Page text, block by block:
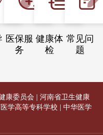
医保服
务
健康体
检
常见问
题
康委员会 | 河南省卫生健康
学高等专科学校 | 中华医学